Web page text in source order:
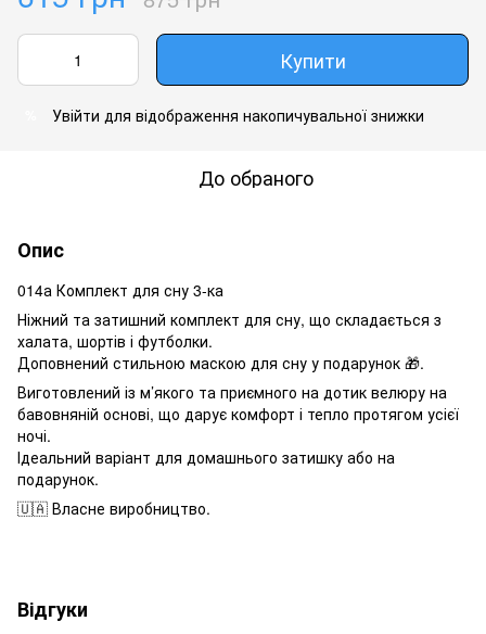
Купити
Увійти для відображення накопичувальної знижки
До обраного
Опис
014а Комплект для сну 3-ка
Ніжний та затишний комплект для сну, що складається з
халата, шортів і футболки.
Доповнений стильною маскою для сну у подарунок 🎁.
Виготовлений із м’якого та приємного на дотик велюру на
бавовняній основі, що дарує комфорт і тепло протягом усієї
ночі.
Ідеальний варіант для домашнього затишку або на
подарунок.
🇺🇦 Власне виробництво.
Відгуки